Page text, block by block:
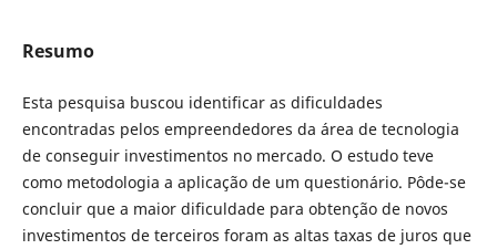
Resumo
Esta pesquisa buscou identificar as dificuldades
encontradas pelos empreendedores da área de tecnologia
de conseguir investimentos no mercado. O estudo teve
como metodologia a aplicação de um questionário. Pôde-se
concluir que a maior dificuldade para obtenção de novos
investimentos de terceiros foram as altas taxas de juros que